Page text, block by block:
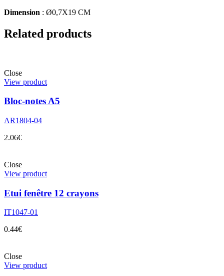
Dimension : Ø0,7X19 CM
Related products
Close
View product
Bloc-notes A5
AR1804-04
2.06€
Close
View product
Etui fenêtre 12 crayons
IT1047-01
0.44€
Close
View product